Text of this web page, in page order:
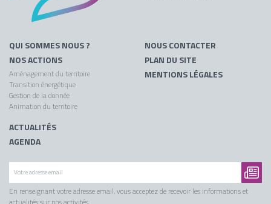
QUI SOMMES NOUS ?
NOS ACTIONS
Aménagement du territoire
Transition énergétique
Gestion de la donnée
Animation du territoire
ACTUALITÉS
AGENDA
NOUS CONTACTER
PLAN DU SITE
MENTIONS LÉGALES
En renseignant votre adresse email, vous acceptez de recevoir les informations et